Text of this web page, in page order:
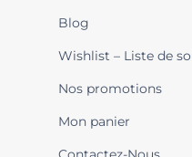
Blog
Wishlist – Liste de
Nos promotions
Mon panier